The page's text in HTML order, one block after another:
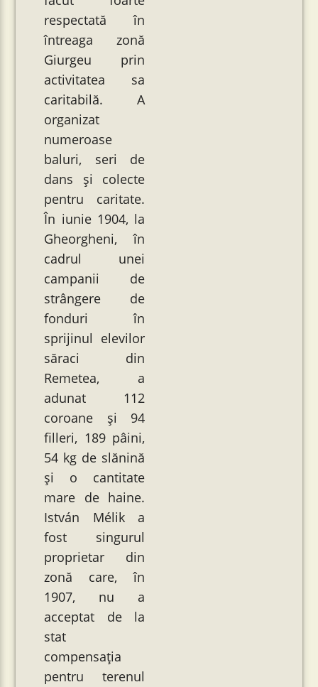
respectată în
întreaga zonă
Giurgeu prin
activitatea sa
caritabilă. A
organizat
numeroase
baluri, seri de
dans și colecte
pentru caritate.
În iunie 1904, la
Gheorgheni, în
cadrul unei
campanii de
strângere de
fonduri în
sprijinul elevilor
săraci din
Remetea, a
adunat 112
coroane și 94
filleri, 189 pâini,
54 kg de slănină
și o cantitate
mare de haine.
István Mélik a
fost singurul
proprietar din
zonă care, în
1907, nu a
acceptat de la
stat
compensația
pentru terenul